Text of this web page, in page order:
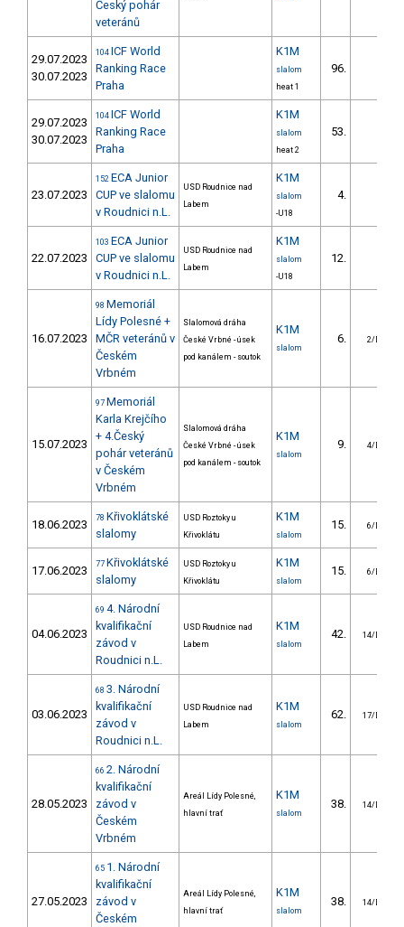
Český pohár
veteránů
29.07.2023
30.07.2023
104 ICF World
Ranking Race
Praha
K1M
slalom
heat 1
96.
29.07.2023
30.07.2023
104 ICF World
Ranking Race
Praha
K1M
slalom
heat 2
53.
23.07.2023
152 ECA Junior
CUP ve slalomu
v Roudnici n.L.
USD Roudnice nad
Labem
K1M
slalom
-U18
4.
22.07.2023
103 ECA Junior
CUP ve slalomu
v Roudnici n.L.
USD Roudnice nad
Labem
K1M
slalom
-U18
12.
16.07.2023
98 Memoriál
Lídy Polesné +
MČR veteránů v
Českém
Vrbném
Slalomová dráha
České Vrbné - úsek
pod kanálem - soutok
K1M
slalom
6. 2/DS
15.07.2023
97 Memoriál
Karla Krejčího
+ 4.Český
pohár veteránů
v Českém
Vrbném
Slalomová dráha
České Vrbné - úsek
pod kanálem - soutok
K1M
slalom
9. 4/DS
18.06.2023 78 Křivoklátské
slalomy
USD Roztoky u
Křivoklátu
K1M
slalom
15. 6/DS
17.06.2023 77 Křivoklátské
slalomy
USD Roztoky u
Křivoklátu
K1M
slalom
15. 6/DS
04.06.2023
69 4. Národní
kvalifikační
závod v
Roudnici n.L.
USD Roudnice nad
Labem
K1M
slalom
42. 14/DS
03.06.2023
68 3. Národní
kvalifikační
závod v
Roudnici n.L.
USD Roudnice nad
Labem
K1M
slalom
62. 17/DS
28.05.2023
66 2. Národní
kvalifikační
závod v
Českém
Vrbném
Areál Lídy Polesné,
hlavní trať
K1M
slalom
38. 14/DS
27.05.2023
65 1. Národní
kvalifikační
závod v
Českém
Areál Lídy Polesné,
hlavní trať
K1M
slalom
38. 14/DS